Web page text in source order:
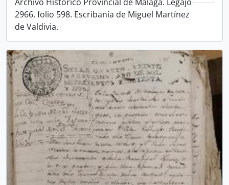
2966, folio 598. Escribanía de Miguel Martínez
de Valdivia.